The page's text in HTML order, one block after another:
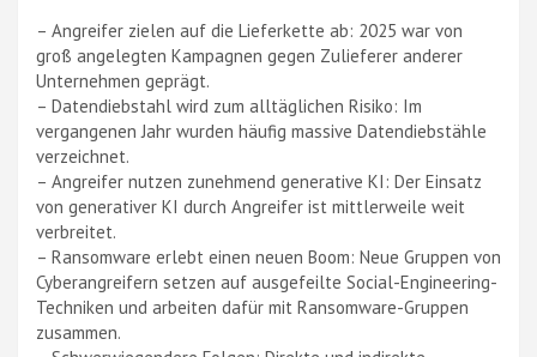
– Angreifer zielen auf die Lieferkette ab: 2025 war von
groß angelegten Kampagnen gegen Zulieferer anderer
Unternehmen geprägt.
– Datendiebstahl wird zum alltäglichen Risiko: Im
vergangenen Jahr wurden häufig massive Datendiebstähle
verzeichnet.
– Angreifer nutzen zunehmend generative KI: Der Einsatz
von generativer KI durch Angreifer ist mittlerweile weit
verbreitet.
– Ransomware erlebt einen neuen Boom: Neue Gruppen von
Cyberangreifern setzen auf ausgefeilte Social-Engineering-
Techniken und arbeiten dafür mit Ransomware-Gruppen
zusammen.